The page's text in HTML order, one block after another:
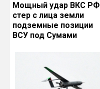
Мощный удар ВКС РФ
стер с лица земли
подземные позиции
ВСУ под Сумами